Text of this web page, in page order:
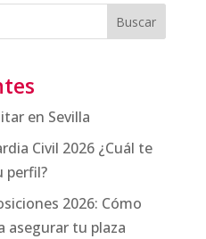
Buscar
en Sevilla
Civil 2026 ¿Cuál te
perfil?
2026: Cómo
asegurar tu plaza